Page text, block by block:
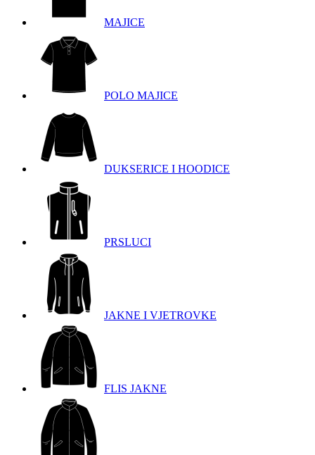
MAJICE
POLO MAJICE
DUKSERICE I HOODICE
PRSLUCI
JAKNE I VJETROVKE
FLIS JAKNE